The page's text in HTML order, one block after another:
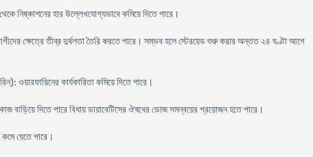
নিষ্কাশনের হার উল্লেখযোগ্যভাবে কমিয়ে দিতে পারে।
ক্ষেত্রে তীব্র দুর্বলতা তৈরি করতে পারে। সম্ভব হলে স্টেরয়েড শুরু করার অন্তত ২৪ ঘণ্টা আগে
ওয়ারফারিনের কার্যকারিতা কমিয়ে দিতে পারে।
বাড়িয়ে দিতে পারে বিধায় ডায়াবেটিসের ঔষধের ডোজ সমন্বয়ের প্রয়োজন হতে পারে।
যেতে পারে।